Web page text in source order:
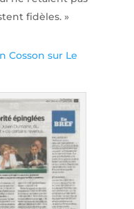
fidèles. »
Cosson sur Le